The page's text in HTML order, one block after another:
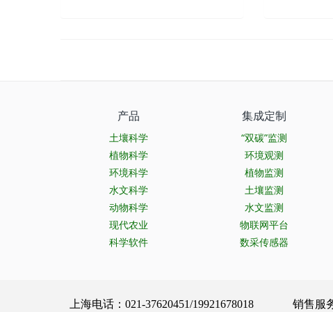
产品
土壤科学
植物科学
环境科学
水文科学
动物科学
现代农业
科学软件
集成定制
“双碳”监测
环境观测
植物监测
土壤监测
水文监测
物联网平台
数采传感器
上海电话：021-37620451/19921678018 销售服务